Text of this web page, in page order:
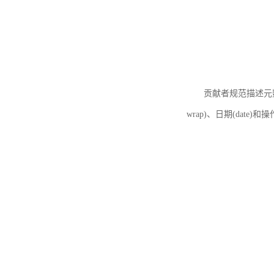
贡献者规范描述
wrap)、日期(date)和操